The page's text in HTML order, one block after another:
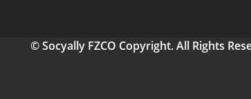
© Socyally FZCO Copyright. All Rights